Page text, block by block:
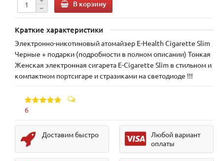
В корзину
Краткие характеристики
Электронно-никотиновый атомайзер E-Health Cigarette Slim
Черные + подарки (подробности в полном описании) Тонкая
Женская электронная сигарета E-Cigarette Slim в стильном и
компактном портсигаре и стразиками на светодиоде !!!
6
Доставим быстро
Любой вариант
оплаты